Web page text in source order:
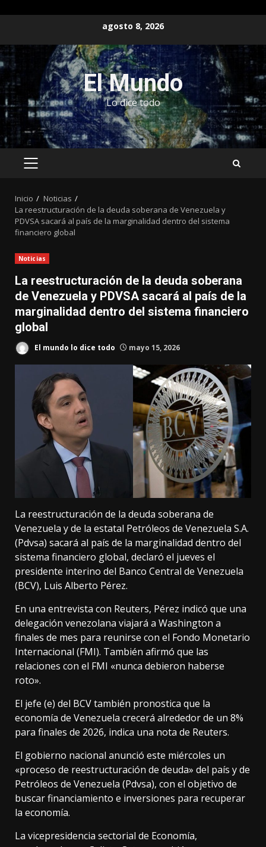
contenido
agosto 8, 2026
El Mundo
Lo dice todo
MENÚ
Inicio
Noticias
La reestructuración de la deuda soberana de Venezuela y
PDVSA sacará al país de la marginalidad dentro del sistema
financiero global
Noticias
La reestructuración de la deuda soberana
de Venezuela y PDVSA sacará al país de la
marginalidad dentro del sistema financiero
global
El mundo lo dice todo mayo 15, 2026
La reestructuración de la deuda soberana de
Venezuela y de la estatal Petróleos de Venezuela S.A.
(Pdvsa) sacará al país de la marginalidad dentro del
sistema financiero global, declaró el jueves el
presidente interino del Banco Central de Venezuela
(BCV), Luis Alberto Pérez.
En una entrevista con Reuters, Pérez indicó que una
delegación venezolana viajará a Washington a
finales de mes para reunirse con el Fondo Monetario
Internacional (FMI). También afirmó que las
relaciones con el FMI «nunca debieron haberse
roto».
El jefe (e) del BCV también pronostica que la
economía de Venezuela crecerá alrededor de un 8%
para finales de 2026, indica una nota de Reuters.
El gobierno nacional anunció este miércoles un
«proceso de reestructuración de deuda» del país y de
Petróleos de Venezuela (Pdvsa), con el objetivo de
buscar financiamiento e inversiones para recuperar
la economía.
La vicepresidencia sectorial de Economía,